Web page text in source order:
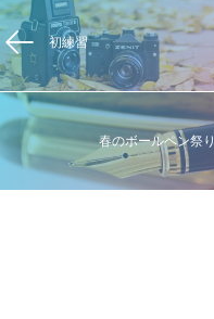
初練習
春のボールペン祭